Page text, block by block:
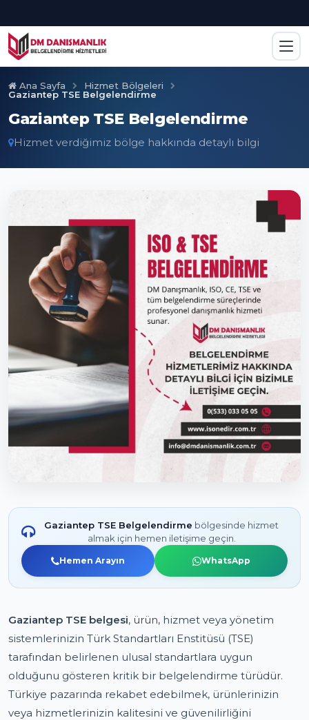
Ana Sayfa
Hizmet Bölgeleri
Gaziantep TSE Belgelendirme
Gaziantep TSE Belgelendirme
Hizmet verdiğimiz bölge hakkında detaylı bilgi
Gaziantep TSE Belgelendirme bölgesinde hizmet
almak için hemen iletişime geçin.
Hemen Arayın WhatsApp
Gaziantep TSE belgesi, ürün, hizmet veya yönetim
sistemlerinizin Türk Standartları Enstitüsü (TSE)
tarafından belirlenen ulusal standartlara uygun
olduğunu gösteren kritik bir belgelendirme türüdür.
Türkiye pazarında rekabet edebilmek, ürünlerinizin
veya hizmetlerinizin kalitesini ve güvenilirliğini